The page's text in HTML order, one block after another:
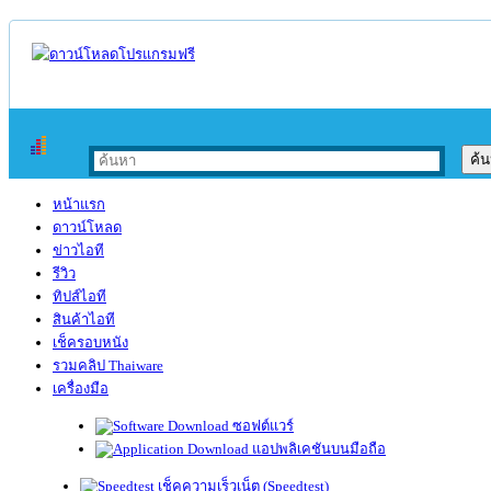
หน้าแรก
ดาวน์โหลด
ข่าวไอที
รีวิว
ทิปส์ไอที
สินค้าไอที
เช็ครอบหนัง
รวมคลิป Thaiware
เครื่องมือ
ซอฟต์แวร์
แอปพลิเคชันบนมือถือ
เช็คความเร็วเน็ต (Speedtest)